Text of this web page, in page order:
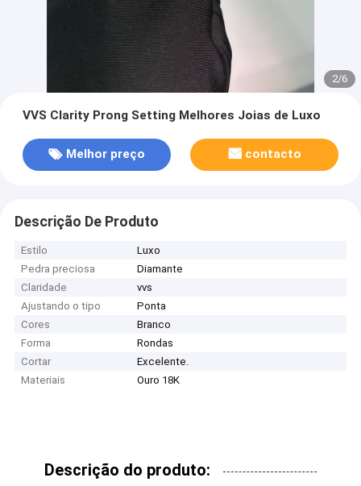
2/6
VVS Clarity Prong Setting Melhores Joias de Luxo
Melhor preço contacto
Descrição De Produto
Estilo
Luxo
Pedra preciosa
Diamante
Claridade
vvs
Ajustando o tipo
Ponta
Cores
Branco
Forma
Rondas
Cortar
Excelente.
Materiais
Ouro 18K
Descrição do produto: